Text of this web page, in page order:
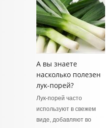
А вы знаете
насколько полезен
лук-порей?
Лук-порей часто
используют в свежем
виде, добавляют во